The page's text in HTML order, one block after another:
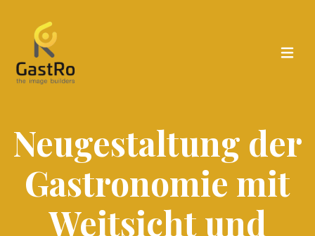
Neugestaltung der
Gastronomie mit
Weitsicht und